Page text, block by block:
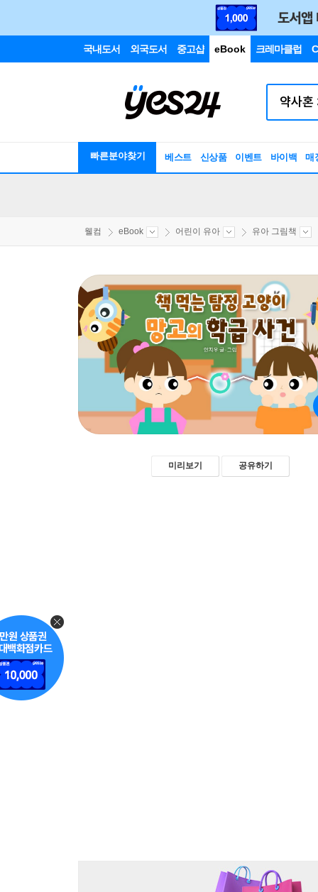
국내도서 외국도서 중고샵 eBook 크레마클럽
빠른분야찾기 베스트 신상품 이벤트 바이백 매
웰컴 eBook 어린이 유아 유아 그림책
미리보기 공유하기